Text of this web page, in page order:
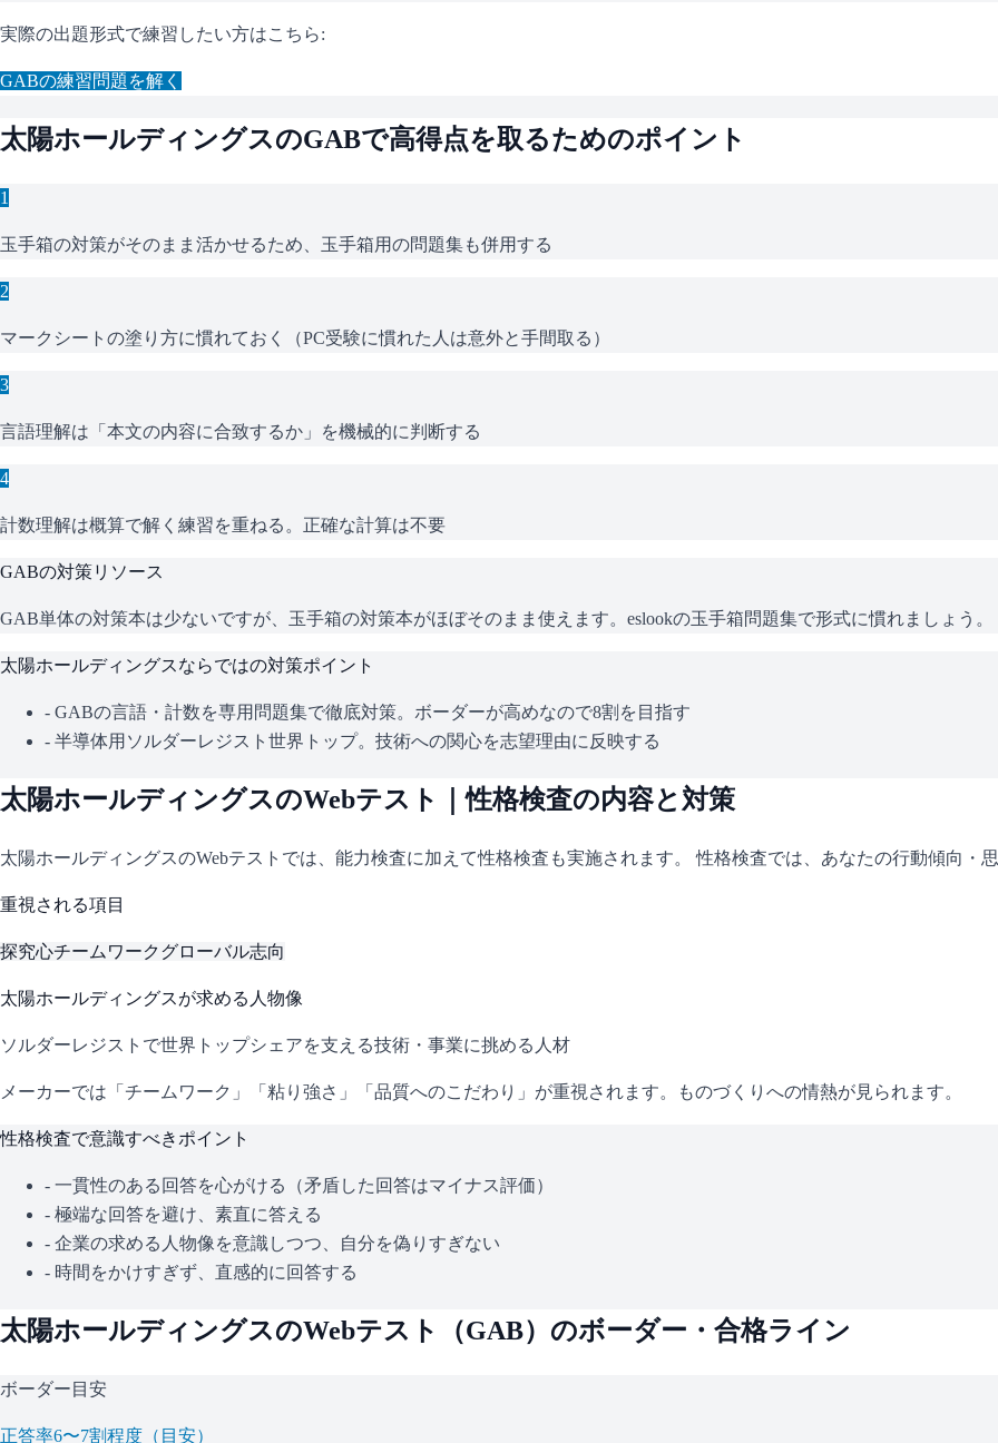
実際の出題形式で練習したい方はこちら:
GABの練習問題を解く
太陽ホールディングスのGABで高得点を取るためのポイント
1
玉手箱の対策がそのまま活かせるため、玉手箱用の問題集も併用する
2
マークシートの塗り方に慣れておく（PC受験に慣れた人は意外と手間取る）
3
言語理解は「本文の内容に合致するか」を機械的に判断する
4
計数理解は概算で解く練習を重ねる。正確な計算は不要
GABの対策リソース
GAB単体の対策本は少ないですが、玉手箱の対策本がほぼそのまま使えます。eslookの玉手箱問題集で形式に慣れましょう。
太陽ホールディングスならではの対策ポイント
- GABの言語・計数を専用問題集で徹底対策。ボーダーが高めなので8割を目指す
- 半導体用ソルダーレジスト世界トップ。技術への関心を志望理由に反映する
太陽ホールディングスのWebテスト｜性格検査の内容と対策
太陽ホールディングスのWebテストでは、能力検査に加えて性格検査も実施されます。 性格検査では、あなたの行動傾向・
重視される項目
探究心チームワークグローバル志向
太陽ホールディングスが求める人物像
ソルダーレジストで世界トップシェアを支える技術・事業に挑める人材
メーカーでは「チームワーク」「粘り強さ」「品質へのこだわり」が重視されます。ものづくりへの情熱が見られます。
性格検査で意識すべきポイント
- 一貫性のある回答を心がける（矛盾した回答はマイナス評価）
- 極端な回答を避け、素直に答える
- 企業の求める人物像を意識しつつ、自分を偽りすぎない
- 時間をかけすぎず、直感的に回答する
太陽ホールディングスのWebテスト（GAB）のボーダー・合格ライン
ボーダー目安
正答率6〜7割程度（目安）